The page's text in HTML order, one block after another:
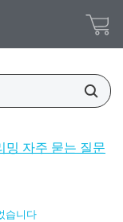
밍 자주 묻는 질문
습니다